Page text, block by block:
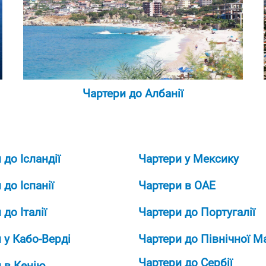
Чартери до Албанії
Ісландії
Іспанії
Італії
Кабо-Верді
Чартери у Мексику
Чартери в ОАЕ
Чартери до Португалії
Чартери до Північної
Чартери до Сербії